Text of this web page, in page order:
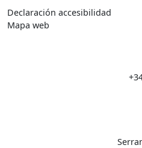
Declaración accesibilidad
Mapa web